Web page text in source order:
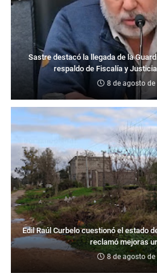
Sastre destacó la llegada de la
respaldo de Fiscalía y
8 de agosto de
Edil Raúl Curbelo cuestionó el estado
reclamó mejoras
8 de agosto de